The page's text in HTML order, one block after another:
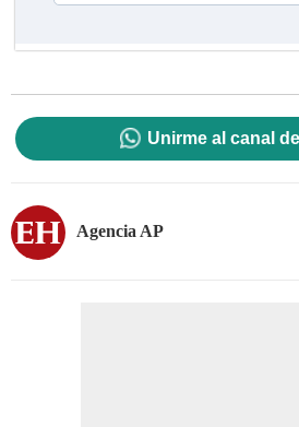
Unirme al canal
Agencia AP